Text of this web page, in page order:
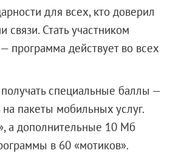
для всех, кто доверил
Стать участником
действует во всех
специальные баллы —
пакеты мобильных услуг.
а дополнительные 10 Мб
в 60 «мотиков».